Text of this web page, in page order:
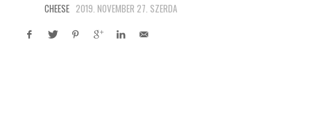
CHEESE 2019. NOVEMBER 27. SZERDA